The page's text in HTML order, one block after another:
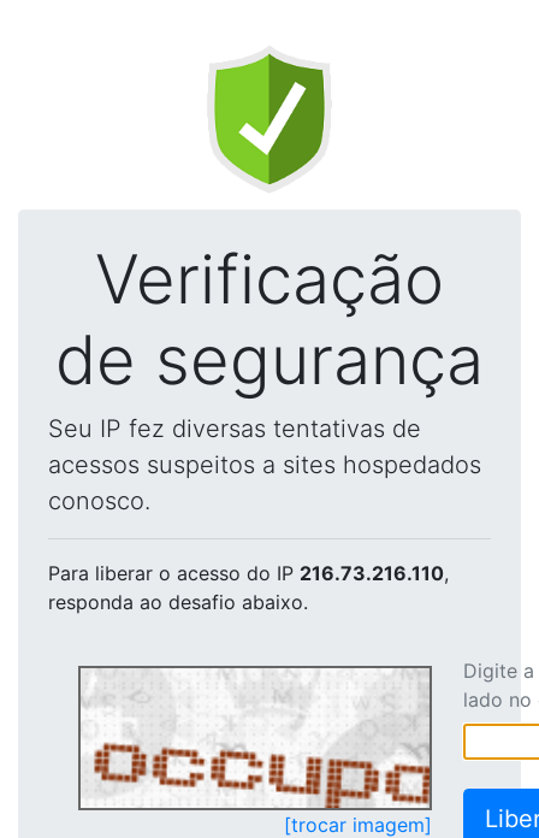
Verificação
de segurança
Seu IP fez diversas tentativas de
acessos suspeitos a sites hospedados
conosco.
Para liberar o acesso do IP 216.73.216.110,
responda ao desafio abaixo.
[trocar imagem]
Digite
lado no